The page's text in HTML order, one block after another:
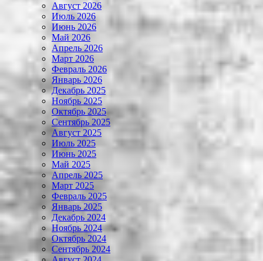
Август 2026
Июль 2026
Июнь 2026
Май 2026
Апрель 2026
Март 2026
Февраль 2026
Январь 2026
Декабрь 2025
Ноябрь 2025
Октябрь 2025
Сентябрь 2025
Август 2025
Июль 2025
Июнь 2025
Май 2025
Апрель 2025
Март 2025
Февраль 2025
Январь 2025
Декабрь 2024
Ноябрь 2024
Октябрь 2024
Сентябрь 2024